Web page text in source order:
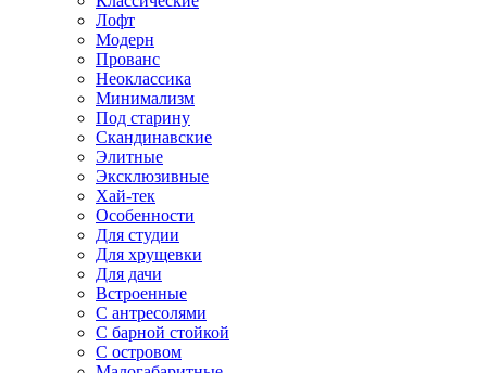
Лофт
Модерн
Прованс
Неоклассика
Минимализм
Под старину
Скандинавские
Элитные
Эксклюзивные
Хай-тек
Особенности
Для студии
Для хрущевки
Для дачи
Встроенные
С антресолями
С барной стойкой
С островом